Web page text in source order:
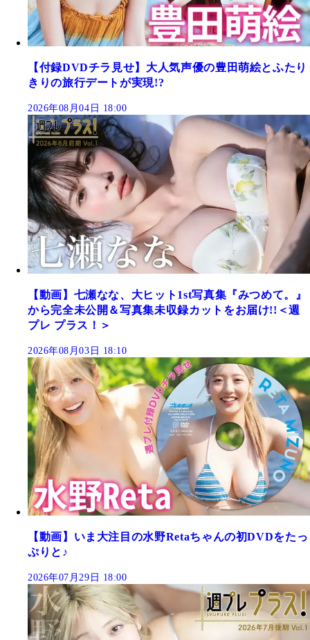
【付録DVDチラ見せ】大人気声優の豊田萌絵とふたり
きりの旅行デートが実現!?
2026年08月04日 18:00
【動画】七瀬なな、大ヒット1st写真集『みつめて。』
から完全未公開＆写真集未収録カットをお届け!!＜週
プレ プラス！＞
2026年08月03日 18:10
【動画】いま大注目の水野Retaちゃんの初DVDをたっ
ぷりと♪
2026年07月29日 18:00